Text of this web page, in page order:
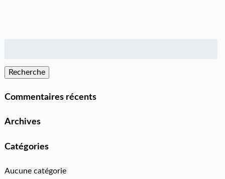
Recherche
Commentaires récents
Archives
Catégories
Aucune catégorie